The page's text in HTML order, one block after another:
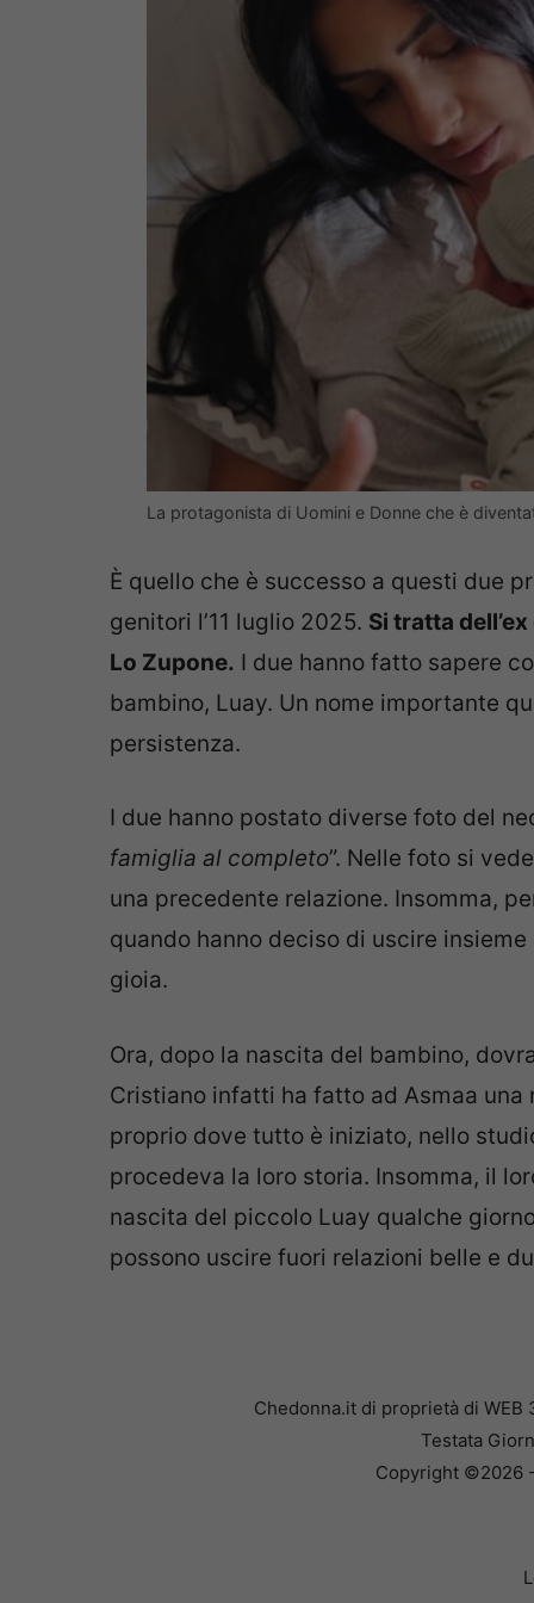
La protagonista di Uomini e Donne che è
È quello che è successo a questi due
genitori l’11 luglio 2025. Si tratta
Lo Zupone. I due hanno fatto sapere
bambino, Luay. Un nome importante
persistenza.
I due hanno postato diverse foto del
famiglia al completo”. Nelle foto si
una precedente relazione. Insomma,
quando hanno deciso di uscire
gioia.
Ora, dopo la nascita del bambino,
Cristiano infatti ha fatto ad Asmaa
proprio dove tutto è iniziato, nello
procedeva la loro storia. Insomma, il
nascita del piccolo Luay qualche
possono uscire fuori relazioni belle e
Chedonna.it di proprietà di WEB
Testata
Copyright ©2026